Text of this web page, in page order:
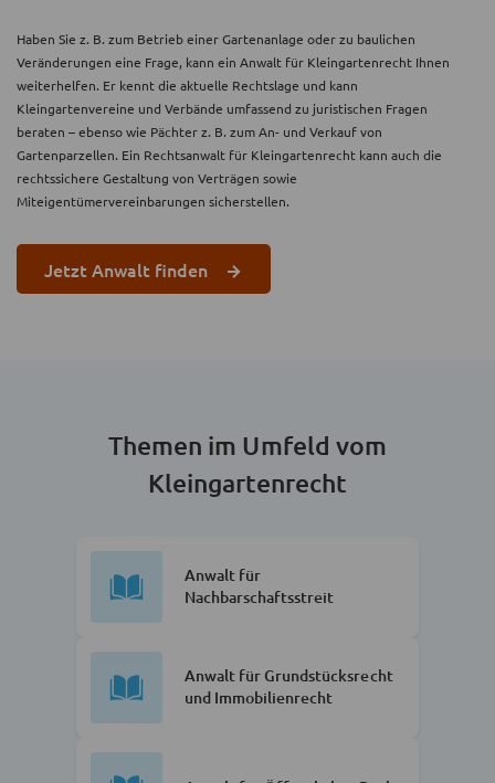
Haben Sie z. B. zum Betrieb einer Gartenanlage oder zu baulichen
Veränderungen eine Frage, kann ein Anwalt für Kleingartenrecht Ihnen
weiterhelfen. Er kennt die aktuelle Rechtslage und kann
Kleingartenvereine und Verbände umfassend zu juristischen Fragen
beraten – ebenso wie Pächter z. B. zum An- und Verkauf von
Gartenparzellen. Ein Rechtsanwalt für Kleingartenrecht kann auch die
rechtssichere Gestaltung von Verträgen sowie
Miteigentümervereinbarungen sicherstellen.
Jetzt Anwalt finden
Themen im Umfeld vom
Kleingartenrecht
Anwalt für
Nachbarschaftsstreit
Anwalt für Grundstücksrecht
und Immobilienrecht